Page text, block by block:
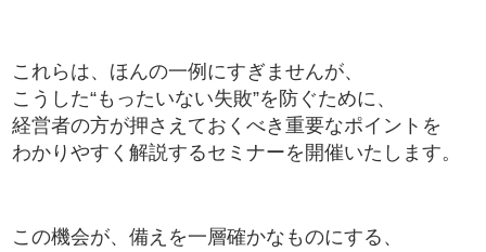
これらは、ほんの一例にすぎませんが、
こうした“もったいない失敗”を防ぐために、
経営者の方が押さえておくべき重要なポイントを
わかりやすく解説するセミナーを開催いたします。
この機会が、備えを一層確かなものにする、